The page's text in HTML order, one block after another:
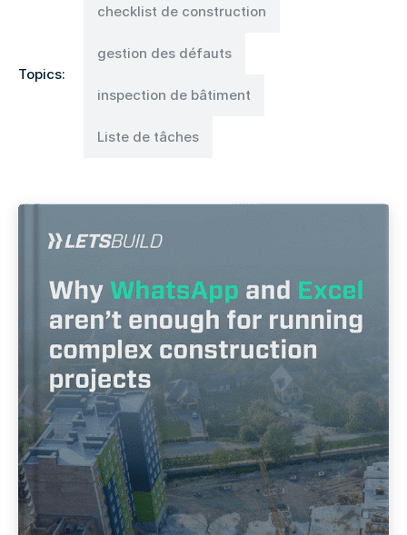
Topics:
checklist de construction
gestion des défauts
inspection de bâtiment
Liste de tâches